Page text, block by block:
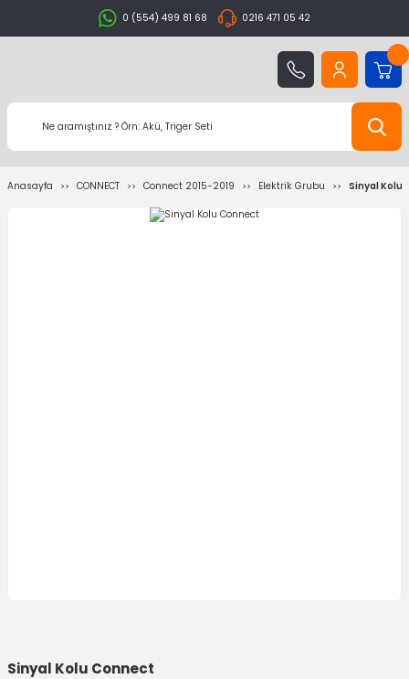
0 (554) 499 81 68 0216 471 05 42
Anasayfa CONNECT Connect 2015-2019 Elektrik Grubu Sinyal Kolu
Sinyal Kolu Connect